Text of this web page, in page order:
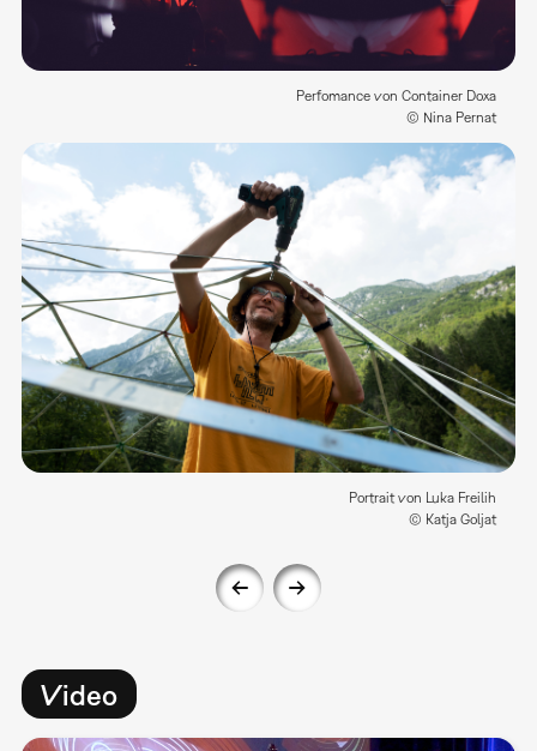
Perfomance von Container Doxa
© Nina Pernat
Portrait von Luka Freilih
© Katja Goljat
Video